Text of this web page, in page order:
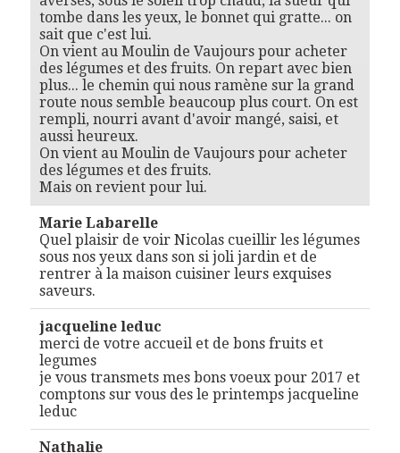
tombe dans les yeux, le bonnet qui gratte... on
sait que c'est lui.
On vient au Moulin de Vaujours pour acheter
des légumes et des fruits. On repart avec bien
plus... le chemin qui nous ramène sur la grand
route nous semble beaucoup plus court. On est
rempli, nourri avant d'avoir mangé, saisi, et
aussi heureux.
On vient au Moulin de Vaujours pour acheter
des légumes et des fruits.
Mais on revient pour lui.
Marie Labarelle
Quel plaisir de voir Nicolas cueillir les légumes
sous nos yeux dans son si joli jardin et de
rentrer à la maison cuisiner leurs exquises
saveurs.
jacqueline leduc
merci de votre accueil et de bons fruits et
legumes
je vous transmets mes bons voeux pour 2017 et
comptons sur vous des le printemps jacqueline
leduc
Nathalie